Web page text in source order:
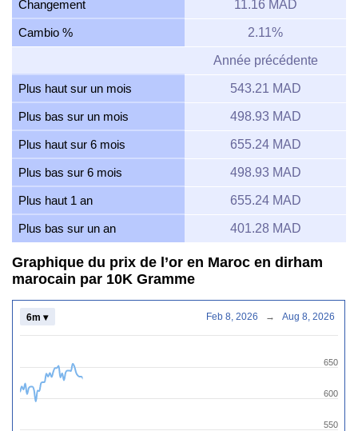
Changement 11.16 MAD
Cambio % 2.11%
Année précédente
Plus haut sur un mois 543.21 MAD
Plus bas sur un mois 498.93 MAD
Plus haut sur 6 mois 655.24 MAD
Plus bas sur 6 mois 498.93 MAD
Plus haut 1 an 655.24 MAD
Plus bas sur un an 401.28 MAD
Graphique du prix de l’or en Maroc en dirham
marocain par 10K Gramme
550
600
650
6m ▾ Feb 8, 2026 → Aug 8, 2026